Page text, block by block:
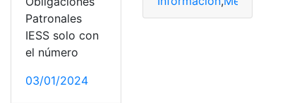
Patronales
IESS solo con
el número
03/01/2024